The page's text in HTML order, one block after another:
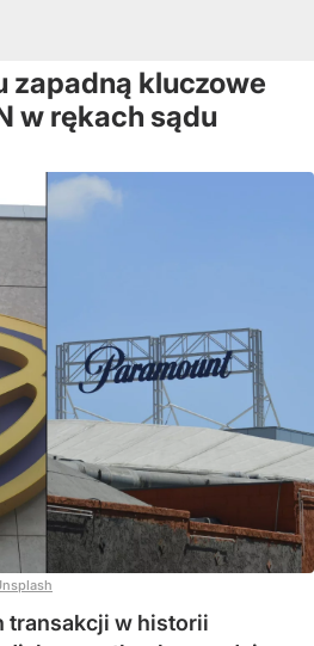
zapadną kluczowe
w rękach sądu
transakcji w historii